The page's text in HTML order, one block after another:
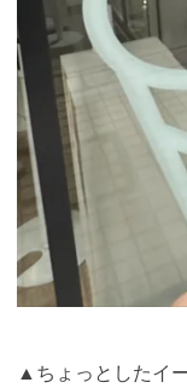
▲ちょっとしたイ